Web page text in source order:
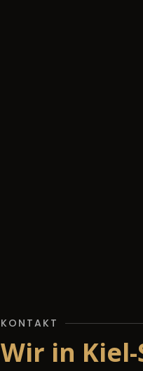
KONTAKT
Wir in